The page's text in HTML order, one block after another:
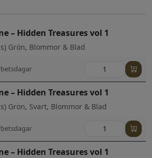
– Hidden Treasures vol 1
Grön, Blommor & Blad
– Hidden Treasures vol 1
Grön, Svart, Blommor & Blad
– Hidden Treasures vol 1